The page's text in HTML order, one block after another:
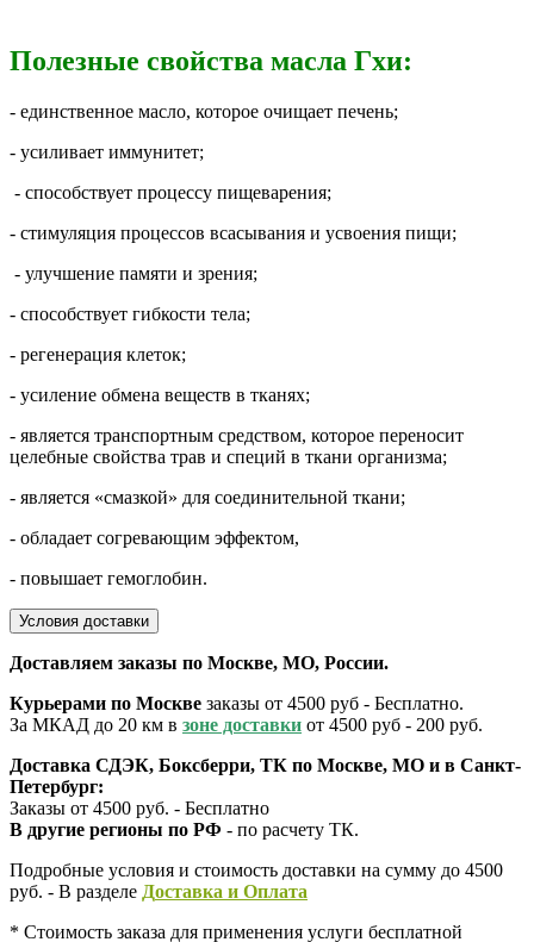
Полезные свойства масла Гхи:
- единственное масло, которое очищает печень;
- усиливает иммунитет;
- способствует процессу пищеварения;
- стимуляция процессов всасывания и усвоения пищи;
- улучшение памяти и зрения;
- способствует гибкости тела;
- регенерация клеток;
- усиление обмена веществ в тканях;
- является транспортным средством, которое переносит
целебные свойства трав и специй в ткани организма;
- является «смазкой» для соединительной ткани;
- обладает согревающим эффектом,
- повышает гемоглобин.
Условия доставки
Доставляем заказы по Москве, МО, России.
Курьерами по Москве заказы от 4500 руб - Бесплатно.
За МКАД до 20 км в зоне доставки от 4500 руб - 200 руб.
Доставка СДЭК, Боксберри, ТК по Москве, МО и в Санкт-
Петербург:
Заказы от 4500 руб. - Бесплатно
В другие регионы по РФ - по расчету ТК.
Подробные условия и стоимость доставки на сумму до 4500
руб. - В разделе Доставка и Оплата
* Стоимость заказа для применения услуги бесплатной